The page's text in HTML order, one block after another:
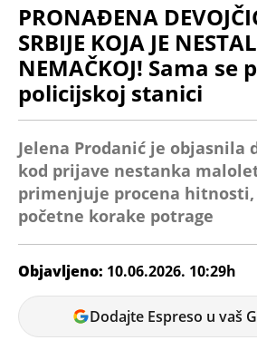
PRONAĐENA
SRBIJE KOJA JE
NEMAČKOJ! Sama se
policijskoj stanici
Jelena Prodanić je objasnila
kod prijave nestanka
primenjuje procena
početne korake potrage
Objavljeno: 10.06.2026. 10:29h
Dijana
Spasov
Dodajte Espreso u vaš